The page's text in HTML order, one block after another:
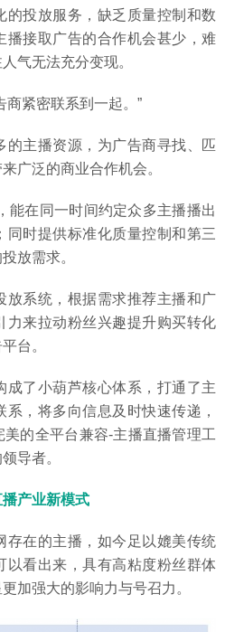
的投放服务，缺乏质量控制和数
播接取广告的合作机会甚少，难
气无法充分变现。
商紧密联系到一起。”
的主播资源，为广告商寻找、匹
广泛的商业合作机会。
能在同一时间约定众多主播播出
同时提供标准化质量控制和第三
放需求。
放系统，根据需求推荐主播和广
力来拉动粉丝兴趣提升购买转化
台。
成了小葫芦核心体系，打通了主
，将多向信息及时快速传递，
的全平台兼容-主播直播管理工
导者。
产业新模式
存在的主播，如今足以媲美传统
以看出来，具有高粘度粉丝群体
加强大的影响力与号召力。